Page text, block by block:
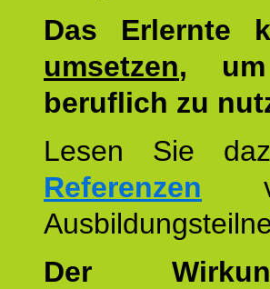
Das Erlernte
umsetzen,
beruflich zu
Lesen Sie
Referenzen
Der